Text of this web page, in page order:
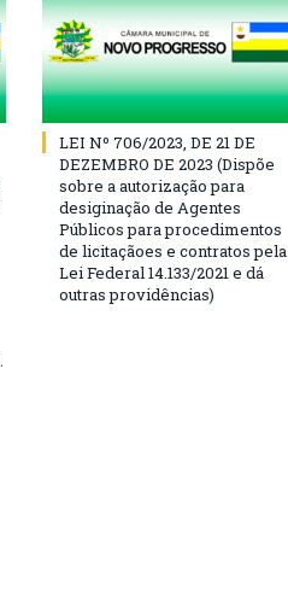
LEI Nº 706/2023, DE 21 DE
DEZEMBRO DE 2023 (Dispõe
sobre a autorização para
desiginação de Agentes
Públicos para procedimentos
de licitaçãoes e contratos pela
Lei Federal 14.133/2021 e dá
outras providências)